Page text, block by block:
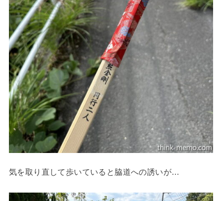
気を取り直して歩いていると脇道への誘いが…